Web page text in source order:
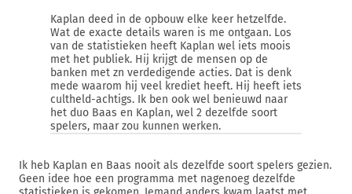
Kaplan deed in de opbouw elke keer hetzelfde.
Wat de exacte details waren is me ontgaan. Los
van de statistieken heeft Kaplan wel iets moois
met het publiek. Hij krijgt de mensen op de
banken met zn verdedigende acties. Dat is denk
mede waarom hij veel krediet heeft. Hij heeft iets
cultheld-achtigs. Ik ben ook wel benieuwd naar
het duo Baas en Kaplan, wel 2 dezelfde soort
spelers, maar zou kunnen werken.
Ik heb Kaplan en Baas nooit als dezelfde soort spelers gezien.
Geen idee hoe een programma met nagenoeg dezelfde